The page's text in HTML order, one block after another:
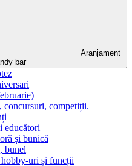
Aranjament
bar
concursuri, competiții.
educători
și bunică
bunel
uri și funcții